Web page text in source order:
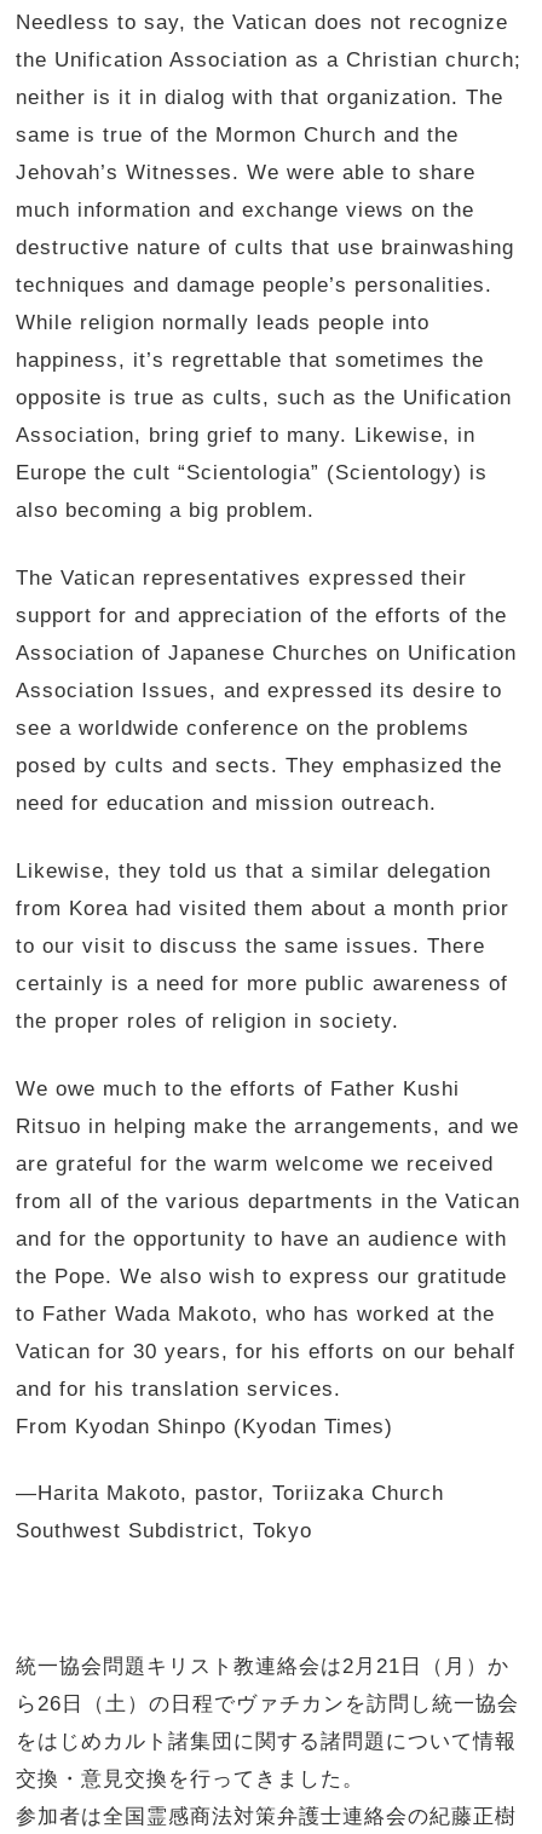
Needless to say, the Vatican does not recognize
the Unification Association as a Christian church;
neither is it in dialog with that organization. The
same is true of the Mormon Church and the
Jehovah’s Witnesses. We were able to share
much information and exchange views on the
destructive nature of cults that use brainwashing
techniques and damage people’s personalities.
While religion normally leads people into
happiness, it’s regrettable that sometimes the
opposite is true as cults, such as the Unification
Association, bring grief to many. Likewise, in
Europe the cult “Scientologia” (Scientology) is
also becoming a big problem.
The Vatican representatives expressed their
support for and appreciation of the efforts of the
Association of Japanese Churches on Unification
Association Issues, and expressed its desire to
see a worldwide conference on the problems
posed by cults and sects. They emphasized the
need for education and mission outreach.
Likewise, they told us that a similar delegation
from Korea had visited them about a month prior
to our visit to discuss the same issues. There
certainly is a need for more public awareness of
the proper roles of religion in society.
We owe much to the efforts of Father Kushi
Ritsuo in helping make the arrangements, and we
are grateful for the warm welcome we received
from all of the various departments in the Vatican
and for the opportunity to have an audience with
the Pope. We also wish to express our gratitude
to Father Wada Makoto, who has worked at the
Vatican for 30 years, for his efforts on our behalf
and for his translation services.
From Kyodan Shinpo (Kyodan Times)
—Harita Makoto, pastor, Toriizaka Church
Southwest Subdistrict, Tokyo
統一協会問題キリスト教連絡会は2月21日（月）か
ら26日（土）の日程でヴァチカンを訪問し統一協会
をはじめカルト諸集団に関する諸問題について情報
交換・意見交換を行ってきました。
参加者は全国霊感商法対策弁護士連絡会の紀藤正樹